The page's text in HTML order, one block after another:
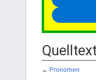
← Pronomen